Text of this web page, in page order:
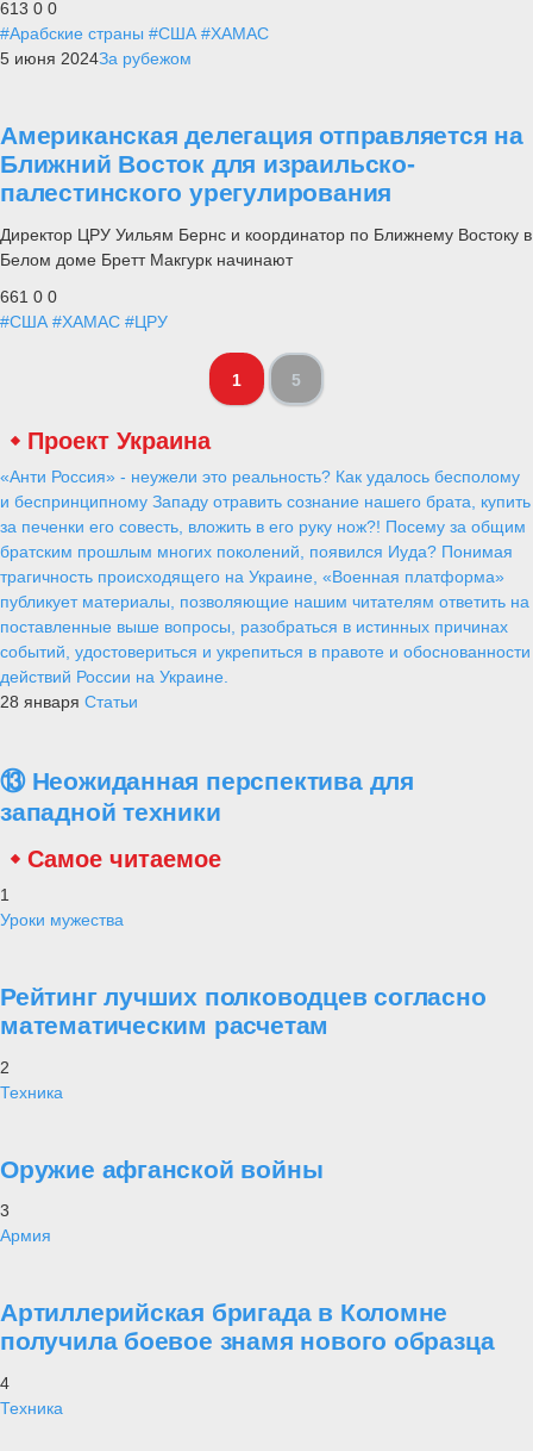
613 0 0
#Арабские страны #США #ХАМАС
5 июня 2024За рубежом
Американская делегация отправляется на
Ближний Восток для израильско-
палестинского урегулирования
Директор ЦРУ Уильям Бернс и координатор по Ближнему Востоку в
Белом доме Бретт Макгурк начинают
661 0 0
#США #ХАМАС #ЦРУ
1 5
Проект Украина
«Анти Россия» - неужели это реальность? Как удалось бесполому
и беспринципному Западу отравить сознание нашего брата, купить
за печенки его совесть, вложить в его руку нож?! Посему за общим
братским прошлым многих поколений, появился Иуда? Понимая
трагичность происходящего на Украине, «Военная платформа»
публикует материалы, позволяющие нашим читателям ответить на
поставленные выше вопросы, разобраться в истинных причинах
событий, удостовериться и укрепиться в правоте и обоснованности
действий России на Украине.
28 января Статьи
⑬ Неожиданная перспектива для
западной техники
Самое читаемое
1
Уроки мужества
Рейтинг лучших полководцев согласно
математическим расчетам
2
Техника
Оружие афганской войны
3
Армия
Артиллерийская бригада в Коломне
получила боевое знамя нового образца
4
Техника